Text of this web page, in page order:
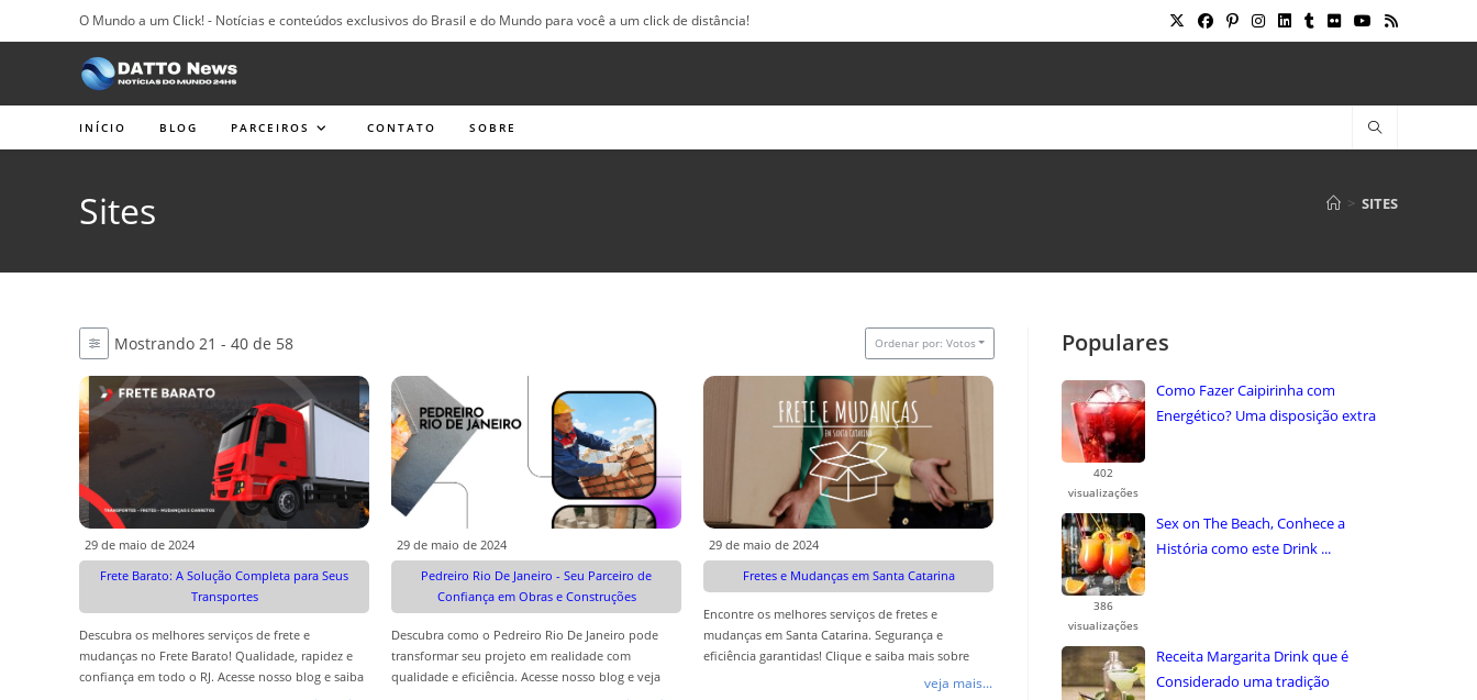
para
O Mundo a um Click! - Notícias e conteúdos exclusivos do Brasil e do Mundo para você a um click de distância!
INÍCIO BLOG PARCEIROS CONTATO SOBRE
Sites > SITES
Mostrando 21 - 40 de 58 Ordenar por: Votos
29 de maio de 2024
Frete Barato: A Solução Completa para Seus
Transportes
Descubra os melhores serviços de frete e
mudanças no Frete Barato! Qualidade, rapidez e
confiança em todo o RJ. Acesse nosso blog e saiba
29 de maio de 2024
Pedreiro Rio De Janeiro - Seu Parceiro de
Confiança em Obras e Construções
Descubra como o Pedreiro Rio De Janeiro pode
transformar seu projeto em realidade com
qualidade e eficiência. Acesse nosso blog e veja
29 de maio de 2024
Fretes e Mudanças em Santa Catarina
Encontre os melhores serviços de fretes e
mudanças em Santa Catarina. Segurança e
eficiência garantidas! Clique e saiba mais sobre
veja mais...
Populares
Como Fazer Caipirinha com
Energético? Uma disposição extra
402
visualizações
Sex on The Beach, Conhece a
História como este Drink ...
386
visualizações
Receita Margarita Drink que é
Considerado uma tradição